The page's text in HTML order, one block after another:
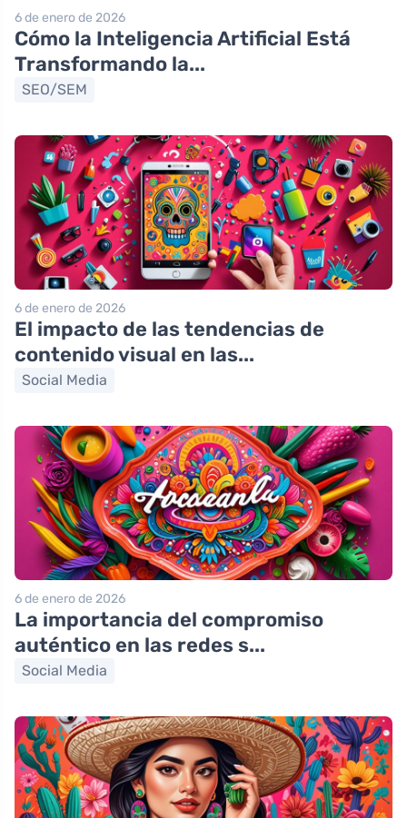
6 de enero de 2026
Cómo la Inteligencia Artificial Está
Transformando la...
SEO/SEM
6 de enero de 2026
El impacto de las tendencias de
contenido visual en las...
Social Media
6 de enero de 2026
La importancia del compromiso
auténtico en las redes s...
Social Media